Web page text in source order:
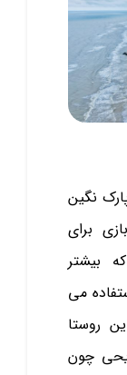
نگین
برای
بیشتر
می
روستا
چون